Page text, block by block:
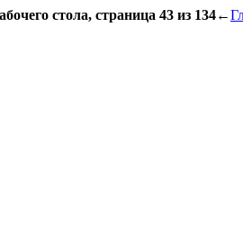
стола, страница 43 из 134←